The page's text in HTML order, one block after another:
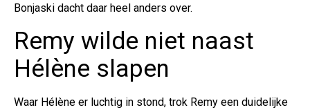
Bonjaski dacht daar heel anders over.
Remy wilde niet naast
Hélène slapen
Waar Hélène er luchtig in stond, trok Remy een duidelijke